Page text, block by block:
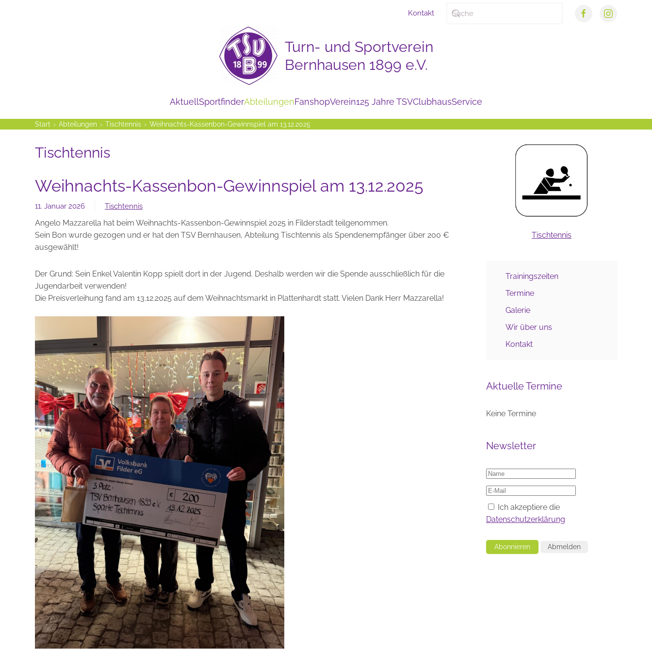
Kontakt
AktuellSportfinderAbteilungenFanshopVerein125 Jahre TSVClubhausService
Start Abteilungen Tischtennis Weihnachts-Kassenbon-Gewinnspiel am 13.12.2025
Tischtennis
Weihnachts-Kassenbon-Gewinnspiel am 13.12.2025
11. Januar 2026 Tischtennis
Angelo Mazzarella hat beim Weihnachts-Kassenbon-Gewinnspiel 2025 in Filderstadt teilgenommen.
Sein Bon wurde gezogen und er hat den TSV Bernhausen, Abteilung Tischtennis als Spendenempfänger über 200 €
ausgewählt!
Der Grund: Sein Enkel Valentin Kopp spielt dort in der Jugend. Deshalb werden wir die Spende ausschließlich für die
Jugendarbeit verwenden!
Die Preisverleihung fand am 13.12.2025 auf dem Weihnachtsmarkt in Plattenhardt statt. Vielen Dank Herr Mazzarella!
Tischtennis
Trainingszeiten
Termine
Galerie
Wir über uns
Kontakt
Aktuelle Termine
Keine Termine
Newsletter
Ich akzeptiere die
Datenschutzerklärung
Abonnieren Abmelden